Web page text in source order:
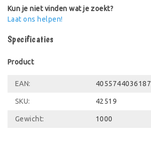
Kun je niet vinden wat je zoekt?
Laat ons helpen!
Specificaties
Product
EAN: 4055744036187
SKU: 42519
Gewicht: 1000